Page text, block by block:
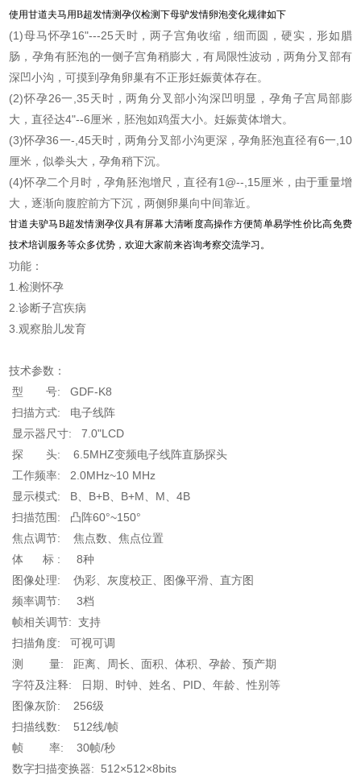
使用甘道夫马用B超发情测孕仪检测下母驴发情卵泡变化规律如下
(1)母马怀孕16"---25天时，两子宫角收缩，细而圆，硬实，形如腊
肠，孕角有胚泡的一侧子宫角稍膨大，有局限性波动，两角分叉部有
深凹小沟，可摸到孕角卵巢有不正形妊娠黄体存在。
(2)怀孕26一,35天时，两角分叉部小沟深凹明显，孕角子宫局部膨
大，直径达4"--6厘米，胚泡如鸡蛋大小。妊娠黄体增大。
(3)怀孕36一-,45天时，两角分叉部小沟更深，孕角胚泡直径有6一,10
厘米，似拳头大，孕角稍下沉。
(4)怀孕二个月时，孕角胚泡增尺，直径有1@--,15厘米，由于重量增
大，逐渐向腹腔前方下沉，两侧卵巢向中间靠近。
甘道夫驴马B超发情测孕仪具有屏幕大清晰度高操作方便简单易学性价比高免费
技术培训服务等众多优势，欢迎大家前来咨询考察交流学习。
功能：
1.检测怀孕
2.诊断子宫疾病
3.观察胎儿发育
技术参数：
型 号: GDF-K8
扫描方式: 电子线阵
显示器尺寸: 7.0"LCD
探 头: 6.5MHZ变频电子线阵直肠探头
工作频率: 2.0MHz~10 MHz
显示模式: B、B+B、B+M、M、4B
扫描范围: 凸阵60°~150°
焦点调节: 焦点数、焦点位置
体 标 : 8种
图像处理: 伪彩、灰度校正、图像平滑、直方图
频率调节: 3档
帧相关调节: 支持
扫描角度: 可视可调
测 量: 距离、周长、面积、体积、孕龄、预产期
字符及注释: 日期、时钟、姓名、PID、年龄、性别等
图像灰阶: 256级
扫描线数: 512线/帧
帧 率: 30帧/秒
数字扫描变换器: 512×512×8bits